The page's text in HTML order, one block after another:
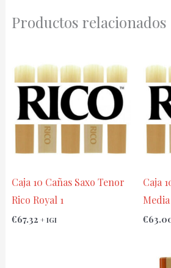
Productos relacionados
Caja 10 Cañas Saxo Tenor
Rico Royal 1
€67.32 + IGI
Caja
€